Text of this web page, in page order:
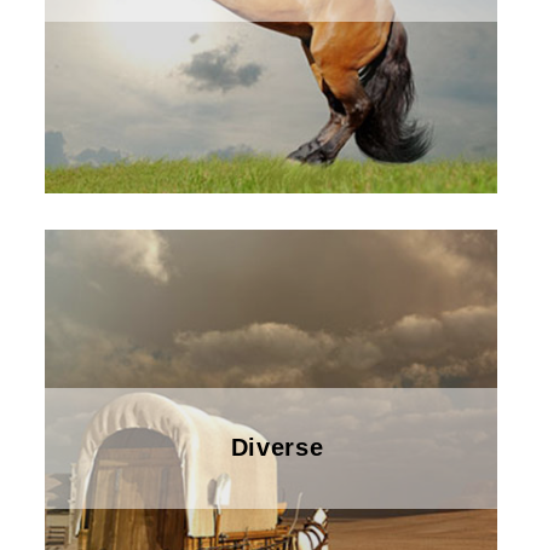
Diverse